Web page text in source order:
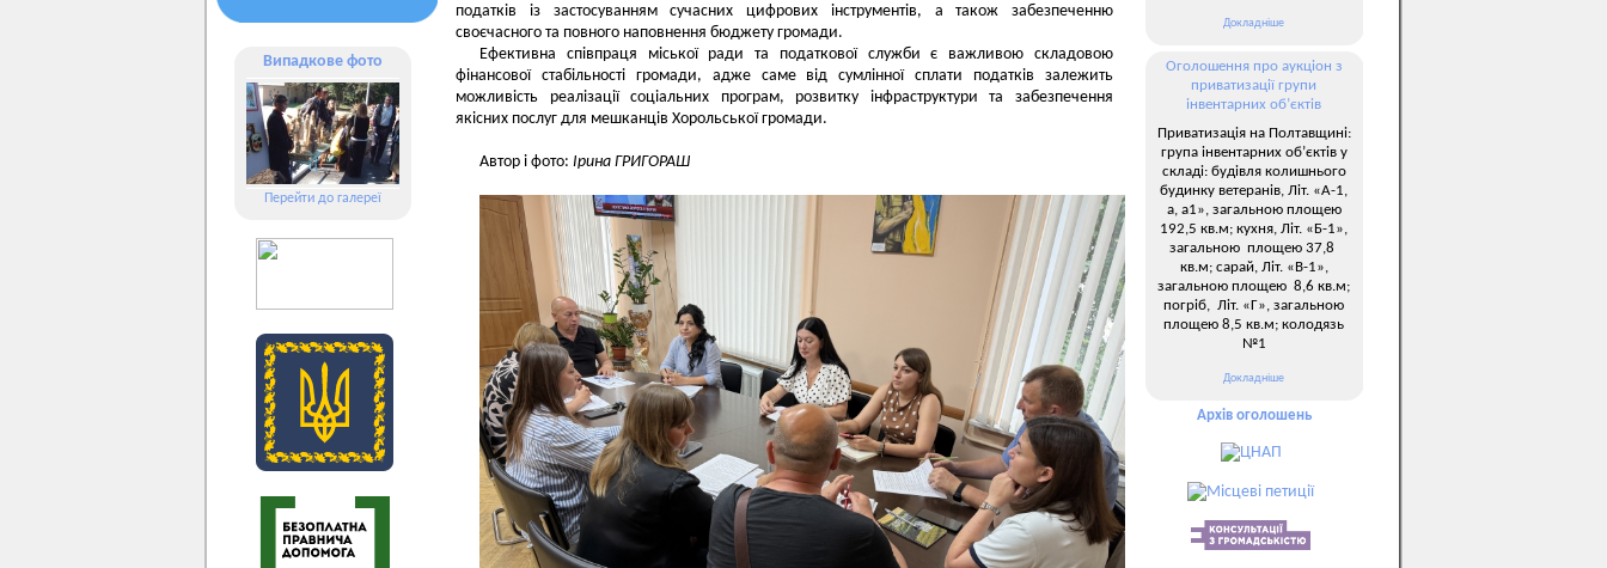
Випадкове фото
Перейти до галереї
податків із застосуванням сучасних цифрових інструментів, а також забезпеченню
своєчасного та повного наповнення бюджету громади.
Ефективна співпраця міської ради та податкової служби є важливою складовою
фінансової стабільності громади, адже саме від сумлінної сплати податків залежить
можливість реалізації соціальних програм, розвитку інфраструктури та забезпечення
якісних послуг для мешканців Хорольської громади.
Автор і фото: Ірина ГРИГОРАШ
Докладніше
Оголошення про аукціон з
приватизації групи
інвентарних об’єктів
Приватизація на Полтавщині:
група інвентарних об’єктів у
складі: будівля колишнього
будинку ветеранів, Літ. «А-1,
а, а1», загальною площею
192,5 кв.м; кухня, Літ. «Б-1»,
загальною площею 37,8
кв.м; сарай, Літ. «В-1»,
загальною площею 8,6 кв.м;
погріб, Літ. «Г», загальною
площею 8,5 кв.м; колодязь
№1
Докладніше
Архів оголошень